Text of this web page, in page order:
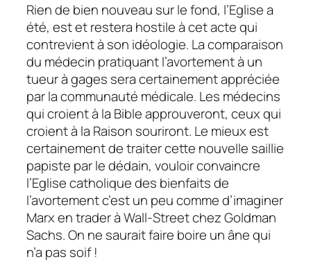
Rien de bien nouveau sur le fond, l’Eglise a
été, est et restera hostile à cet acte qui
contrevient à son idéologie. La comparaison
du médecin pratiquant l’avortement à un
tueur à gages sera certainement appréciée
par la communauté médicale. Les médecins
qui croient à la Bible approuveront, ceux qui
croient à la Raison souriront. Le mieux est
certainement de traiter cette nouvelle saillie
papiste par le dédain, vouloir convaincre
l’Eglise catholique des bienfaits de
l’avortement c’est un peu comme d’imaginer
Marx en trader à Wall-Street chez Goldman
Sachs. On ne saurait faire boire un âne qui
n’a pas soif !